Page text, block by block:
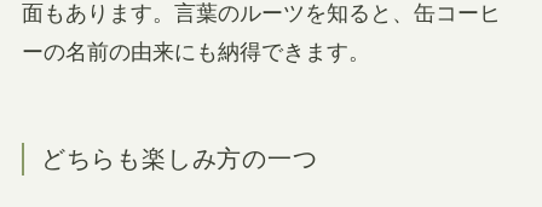
面もあります。言葉のルーツを知ると、缶コーヒ
ーの名前の由来にも納得できます。
どちらも楽しみ方の一つ